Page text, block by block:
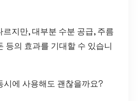
르지만, 대부분 수분 공급, 주름
등의 효과를 기대할 수 있습니
시에 사용해도 괜찮을까요?